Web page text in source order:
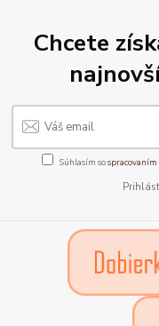
Chcete
Súhlasím so